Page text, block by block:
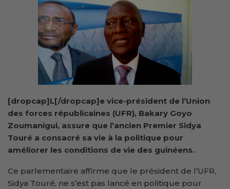
[dropcap]L[/dropcap]e vice-président de l’Union
des forces républicaines (UFR), Bakary Goyo
Zoumanigui, assure que l’ancien Premier Sidya
Touré a consacré sa vie à la politique pour
améliorer les conditions de vie des guinéens.
Ce parlementaire affirme que le président de l’UFR,
Sidya Touré, ne s’est pas lancé en politique pour